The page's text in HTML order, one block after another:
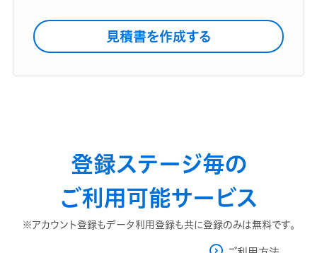
見積書を作成する
登録ステージ毎の
ご利用可能サービス
※アカウント登録もデータ利用登録も共に登録のみは無料です。